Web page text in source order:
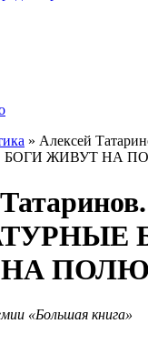
» Алексей
БОГИ ЖИВУТ НА
«Большая книга»